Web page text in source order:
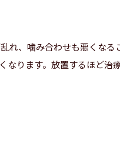
れ、噛み合わせも悪くなる
なります。放置するほど治